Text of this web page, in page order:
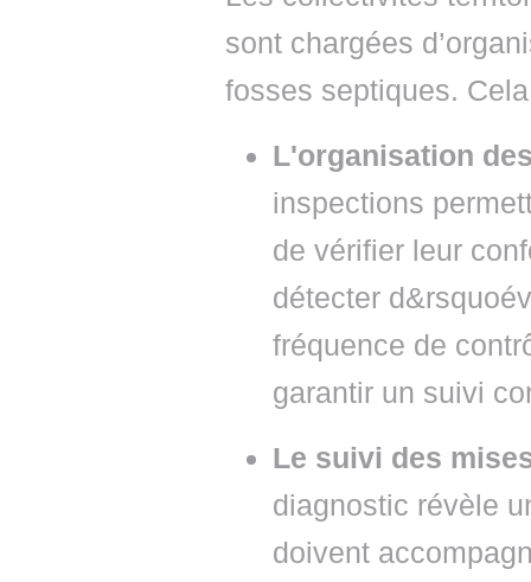
sont chargées
fosses septiques.
L'organisation
inspections
de vérifier leur
détecter
fréquence de
garantir un suivi
Le suivi des
diagnostic révèle
doivent